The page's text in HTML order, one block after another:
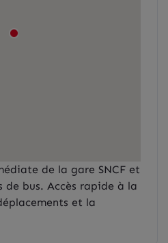
de la gare SNCF et
de bus. Accès rapide à la
et la